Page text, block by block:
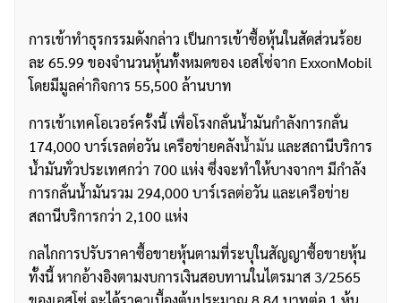
การเข้าทำธุรกรรมดังกล่าว เป็นการเข้าซื้อหุ้นในสัดส่วนร้อย
ละ 65.99 ของจำนวนหุ้นทั้งหมดของ เอสโซ่จาก ExxonMobil
โดยมีมูลค่ากิจการ 55,500 ล้านบาท
การเข้าเทคโอเวอร์ครั้งนี้ เพื่อโรงกลั่นน้ำมันกำลังการกลั่น
174,000 บาร์เรลต่อวัน เครือข่ายคลังน้ำมัน และสถานีบริการ
น้ำมันทั่วประเทศกว่า 700 แห่ง ซึ่งจะทำให้บางจากฯ มีกำลัง
การกลั่นน้ำมันรวม 294,000 บาร์เรลต่อวัน และเครือข่าย
สถานีบริการกว่า 2,100 แห่ง
กลไกการปรับราคาซื้อขายหุ้นตามที่ระบุในสัญญาซื้อขายหุ้น
ทั้งนี้ หากอ้างอิงตามงบการเงินสอบทานในไตรมาส 3/2565